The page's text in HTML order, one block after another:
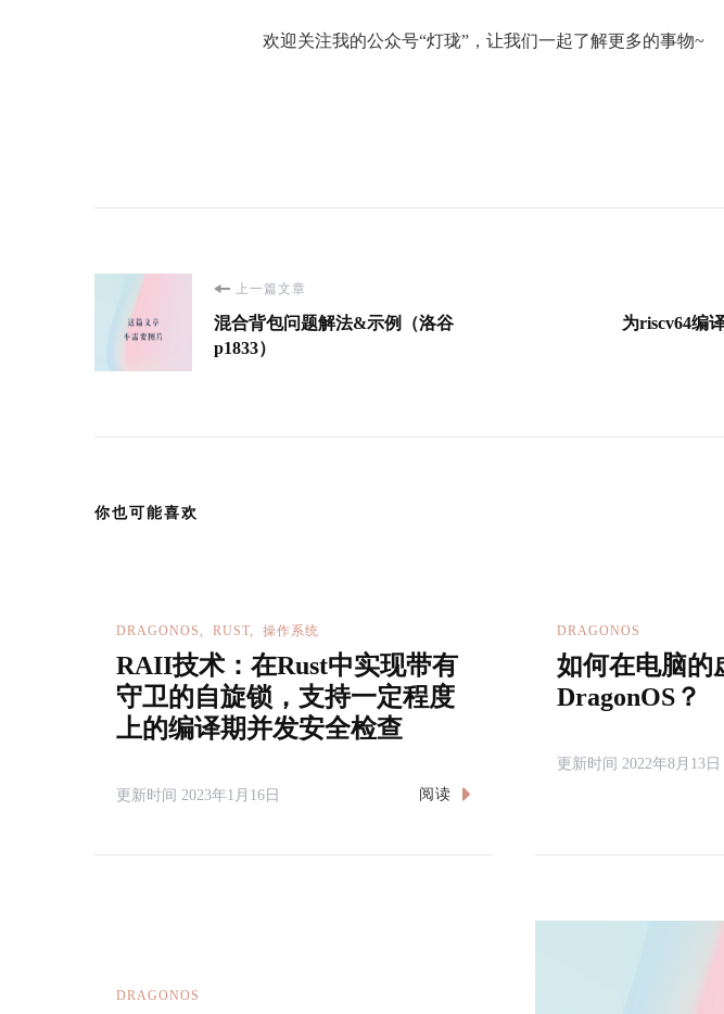
欢迎关注我的公众号“灯珑”，让我们一起了解更多的事物~
博
文
上一篇文章
混合背包问题解法&示例（洛谷
p1833）
为riscv64编
你也可能喜欢
DRAGONOS RUST 操作系统
RAII技术：在Rust中实现带有
守卫的自旋锁，支持一定程度
上的编译期并发安全检查
更新时间 2023年1月16日 阅读
DRAGONOS
如何在电脑的
DragonOS？
更新时间 2022年8月13日
DRAGONOS